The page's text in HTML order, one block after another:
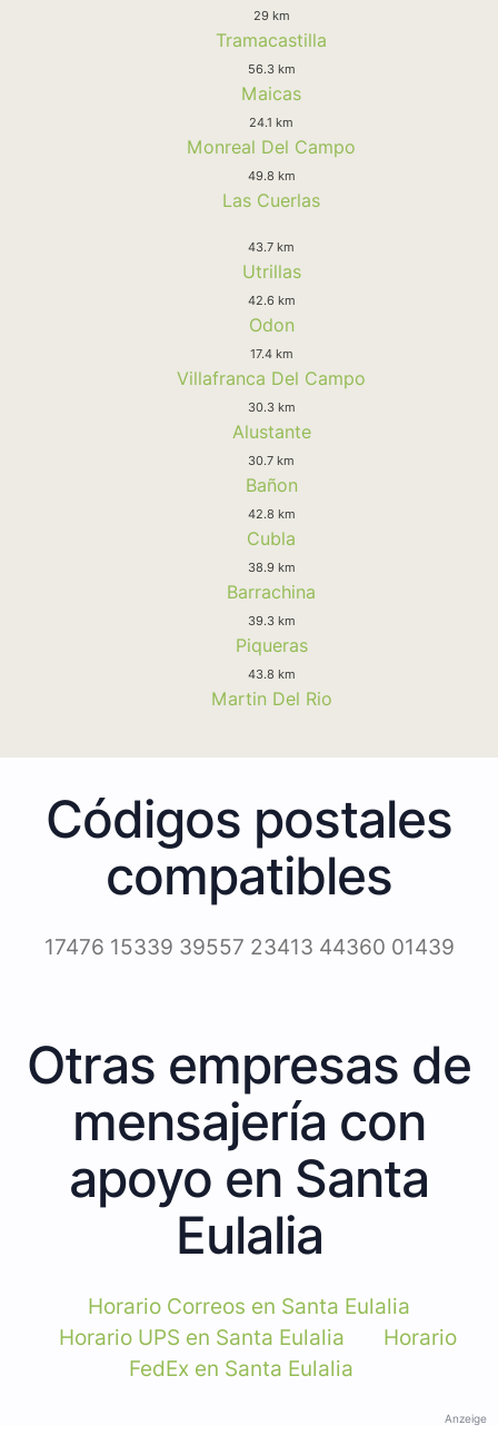
29 km
Tramacastilla
56.3 km
Maicas
24.1 km
Monreal Del Campo
49.8 km
Las Cuerlas
43.7 km
Utrillas
42.6 km
Odon
17.4 km
Villafranca Del Campo
30.3 km
Alustante
30.7 km
Bañon
42.8 km
Cubla
38.9 km
Barrachina
39.3 km
Piqueras
43.8 km
Martin Del Rio
Códigos postales
compatibles
17476 15339 39557 23413 44360 01439
Otras empresas de
mensajería con
apoyo en Santa
Eulalia
Horario Correos en Santa Eulalia
Horario UPS en Santa Eulalia
Horario
FedEx en Santa Eulalia
Anzeige